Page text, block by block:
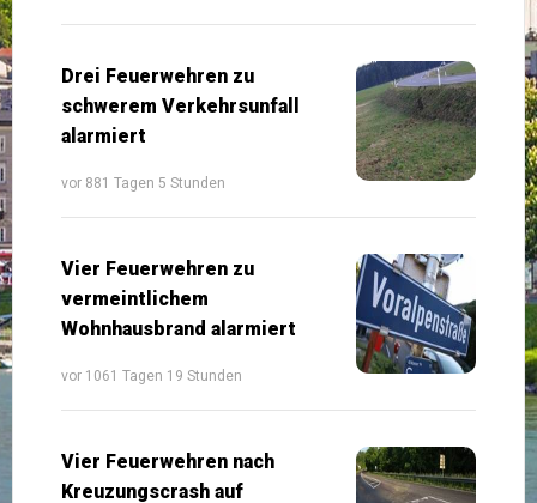
Drei Feuerwehren zu
schwerem Verkehrsunfall
alarmiert
vor 881 Tagen 5 Stunden
Vier Feuerwehren zu
vermeintlichem
Wohnhausbrand alarmiert
vor 1061 Tagen 19 Stunden
Vier Feuerwehren nach
Kreuzungscrash auf